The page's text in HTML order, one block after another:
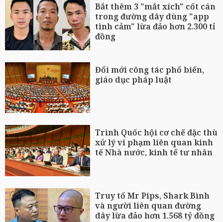
Bắt thêm 3 "mắt xích" cốt cán
trong đường dây dùng "app
tình cảm" lừa đảo hơn 2.300 tỉ
đồng
Đổi mới công tác phổ biến,
giáo dục pháp luật
Trình Quốc hội cơ chế đặc thù
xử lý vi phạm liên quan kinh
tế Nhà nước, kinh tế tư nhân
Truy tố Mr Pips, Shark Bình
và người liên quan đường
dây lừa đảo hơn 1.568 tỷ đồng